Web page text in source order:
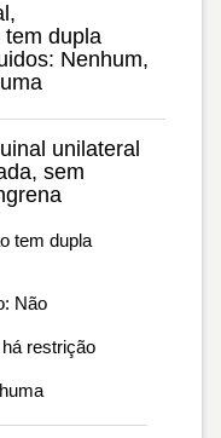
tem dupla
Nenhum,
unilateral
sem
tem dupla
Não
restrição